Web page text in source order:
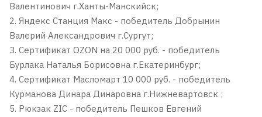
Валентинович г.Ханты-Манскийск;
2. Яндекс Станция Макс - победитель Добрынин
Валерий Александрович г.Сургут;
3. Сертификат OZON на 20 000 руб. - победитель
Бурлака Наталья Борисовна г.Екатеринбург;
4. Сертификат Масломарт 10 000 руб. - победитель
Курманова Динара Динаровна г.Нижневартовск ;
5. Рюкзак ZIC - победитель Пешков Евгений